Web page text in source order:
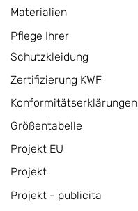
Materialien
Pflege Ihrer
Schutzkleidung
Zertifizierung KWF
Konformitätserklärungen
Größentabelle
Projekt EU
Projekt
Projekt - publicita